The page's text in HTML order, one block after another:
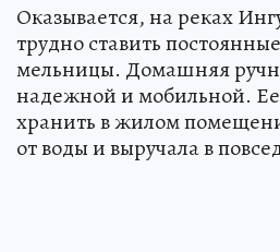
Оказывается, на реках
трудно ставить
мельницы. Домашняя
надежной и мобильной.
хранить в жилом
от воды и выручала в